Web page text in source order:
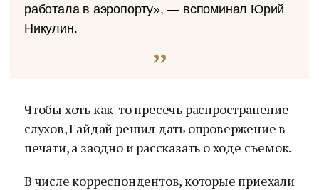
работала в аэропорту», — вспоминал Юрий
Никулин.
Чтобы хоть как-то пресечь распространение
слухов, Гайдай решил дать опровержение в
печати, а заодно и рассказать о ходе съемок.
В числе корреспондентов, которые приехали